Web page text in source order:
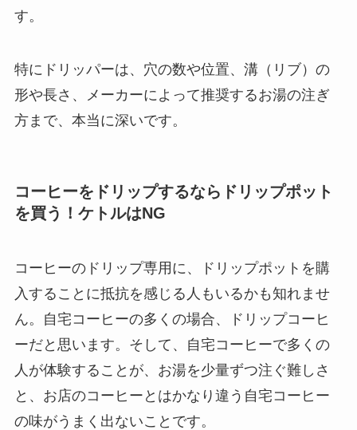
す。
特にドリッパーは、穴の数や位置、溝（リブ）の
形や長さ、メーカーによって推奨するお湯の注ぎ
方まで、本当に深いです。
コーヒーをドリップするならドリップポット
を買う！ケトルはNG
コーヒーのドリップ専用に、ドリップポットを購
入することに抵抗を感じる人もいるかも知れませ
ん。自宅コーヒーの多くの場合、ドリップコーヒ
ーだと思います。そして、自宅コーヒーで多くの
人が体験することが、お湯を少量ずつ注ぐ難しさ
と、お店のコーヒーとはかなり違う自宅コーヒー
の味がうまく出ないことです。